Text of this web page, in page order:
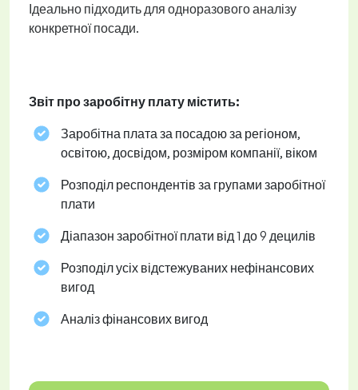
Ідеально підходить для одноразового аналізу
конкретної посади.
Звіт про заробітну плату містить:
Заробітна плата за посадою за регіоном,
освітою, досвідом, розміром компанії, віком
Розподіл респондентів за групами заробітної
плати
Діапазон заробітної плати від 1 до 9 децилів
Розподіл усіх відстежуваних нефінансових
вигод
Аналіз фінансових вигод